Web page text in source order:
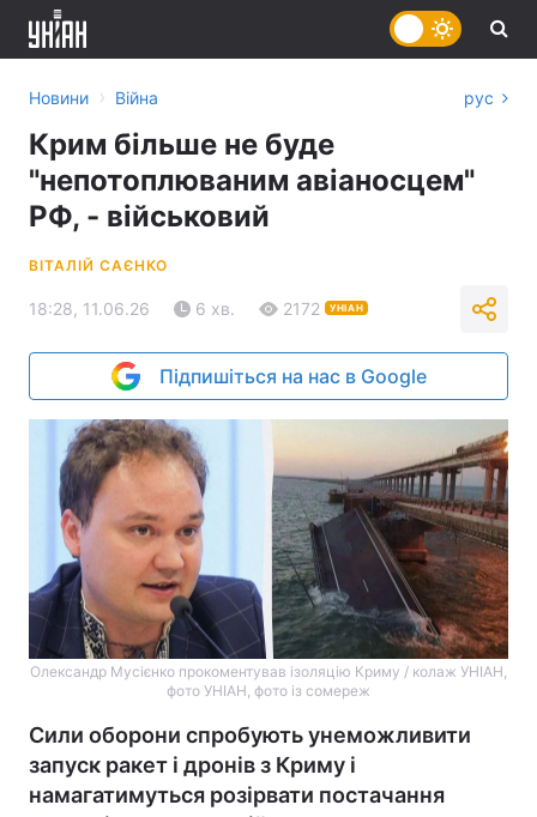
Новини › Війна рус
Крим більше не буде
"непотоплюваним авіаносцем"
РФ, - військовий
ВІТАЛІЙ САЄНКО
18:28, 11.06.26 6 хв. 2172 УНІАН
Підпишіться на нас в Google
Олександр Мусієнко прокоментував ізоляцію Криму / колаж УНІАН,
фото УНІАН, фото із сомереж
Сили оборони спробують унеможливити
запуск ракет і дронів з Криму і
намагатимуться розірвати постачання